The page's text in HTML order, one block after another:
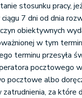
stosunku pracy,
7 dni od dnia
obiektywnych
w tym
terminu przesyła
pocztowego
pocztowe albo
za które